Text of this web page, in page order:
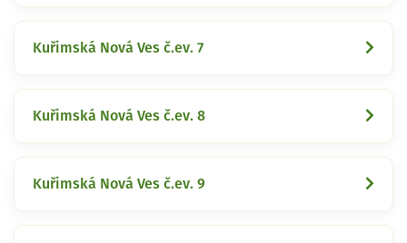
Kuřimská Nová Ves č.ev. 7
Kuřimská Nová Ves č.ev. 8
Kuřimská Nová Ves č.ev. 9